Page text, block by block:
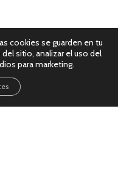
cookies se guarden en tu
sitio, analizar el uso del
para marketing.